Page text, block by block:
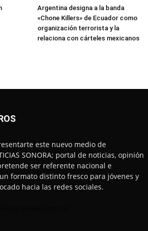
Argentina designa a la banda
«Chone Killers» de Ecuador como
organización terrorista y la
relaciona con cárteles mexicanos
este nuevo medio de
SONORA; portal de noticias, opinión
ser referente nacional e
formato distinto fresco para jóvenes y
hacia las redes sociales.